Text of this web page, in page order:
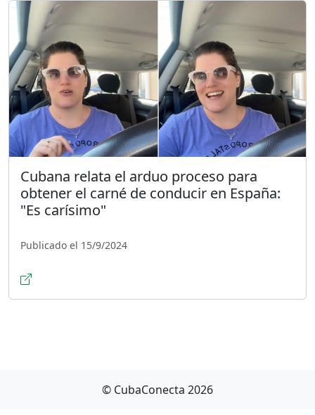
Cubana relata el arduo proceso para
obtener el carné de conducir en España:
"Es carísimo"
Publicado el 15/9/2024
© CubaConecta 2026